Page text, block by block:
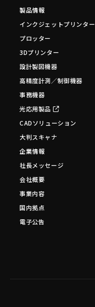
製品情報
インクジェットプリンター
プロッター
3Dプリンター
設計製図機器
高精度計測／制御機器
事務機器
光応用製品
CADソリューション
大判スキャナ
企業情報
社長メッセージ
会社概要
事業内容
国内拠点
電子公告